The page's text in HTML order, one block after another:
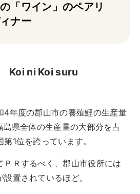
「ワイン」のペアリ
ナー
Koi ni Koi suru
4年度の郡山市の養殖鯉の生産量
県全体の生産量の大部分を占
1位を誇っています。
ＰＲするべく、郡山市役所には
設置されているほど。